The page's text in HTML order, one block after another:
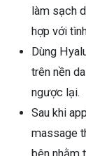
làm sạch
hợp với
Dùng
trên nền
ngược lại.
Sau khi
massage